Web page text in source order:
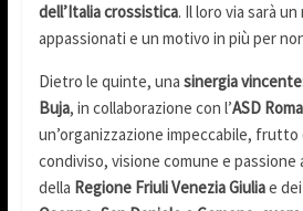
dell’Italia crossistica. Il loro via sarà
appassionati e un motivo in più per
Dietro le quinte, una sinergia vincente
Buja, in collaborazione con l’ASD
un’organizzazione impeccabile, frutto
condiviso, visione comune e
della Regione Friuli Venezia Giuliae dei